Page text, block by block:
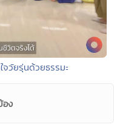
จวัยรุ่นด้วยธรรมะ
อง